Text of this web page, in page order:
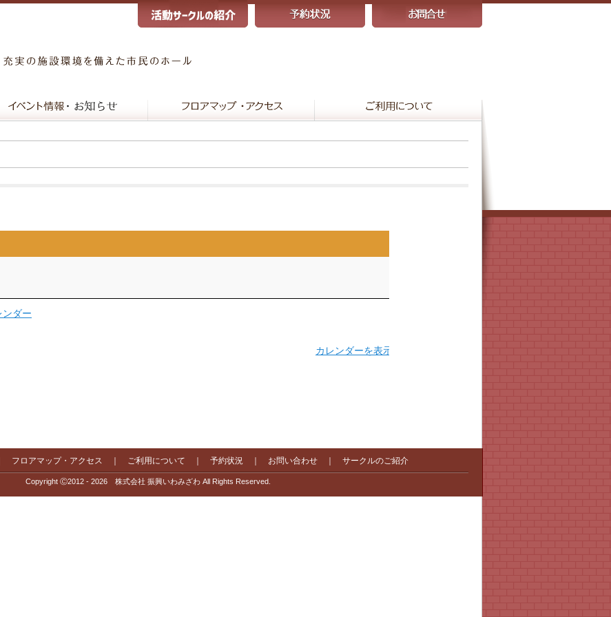
ダー
カレンダーを表示
フロアマップ・アクセス ご利用について 予約状況 お問い合わせ サークルのご紹介
Copyright Ⓒ2012 - 2026 株式会社 振興いわみざわ All Rights Reserved.